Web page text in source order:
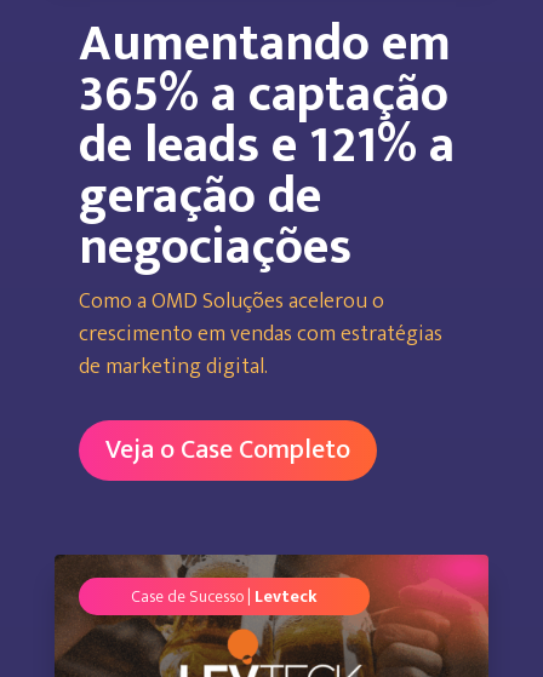
Aumentando em
365% a captação
de leads e 121% a
geração de
negociações
Como a OMD Soluções acelerou o
crescimento em vendas com estratégias
de marketing digital.
Veja o Case Completo
Case de Sucesso | Levteck